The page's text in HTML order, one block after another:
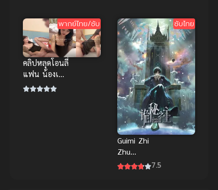
พากย์ไทย/ซับ
คลิปหลุดโอนลี่
แฟน น้องเนย
สาวแขนลาย
ซับไทย
Guimi Zhi
Zhu
Xiaochou 7.5